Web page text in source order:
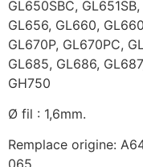
GL650SBC,
GL656, GL660,
GL670P, GL670PC,
GL685, GL686,
GH750
Ø fil : 1,6mm.
Remplace origine: